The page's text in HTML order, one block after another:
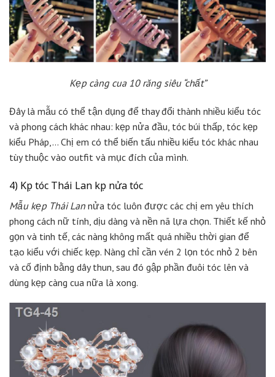
Kẹp càng cua 10 răng siêu “chất”
Đây là mẫu có thể tận dụng để thay đổi thành nhiều kiểu tóc
và phong cách khác nhau: kẹp nửa đầu, tóc búi thấp, tóc kẹp
kiểu Pháp,… Chị em có thể biến tấu nhiều kiểu tóc khác nhau
tùy thuộc vào outfit và mục đích của mình.
4) Kẹp tóc Thái Lan kẹp nửa tóc
Mẫu kẹp Thái Lan nửa tóc luôn được các chị em yêu thích
phong cách nữ tính, dịu dàng và nền nã lựa chọn. Thiết kế nhỏ
gọn và tinh tế, các nàng không mất quá nhiều thời gian để
tạo kiểu với chiếc kẹp. Nàng chỉ cần vén 2 lọn tóc nhỏ 2 bên
và cố định bằng dây thun, sau đó gập phần đuôi tóc lên và
dùng kẹp càng cua nữa là xong.